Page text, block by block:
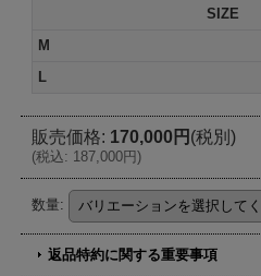
SIZE
M
L
販売価格: 170,000円 (税別)
(税込: 187,000円)
数量:
返品特約に関する重要事項